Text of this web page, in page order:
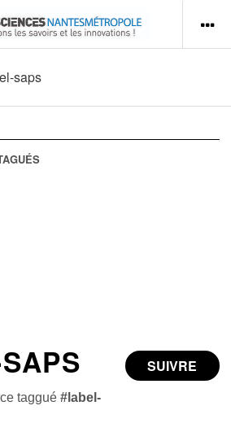
saps
SUIVRE
taggué#label-